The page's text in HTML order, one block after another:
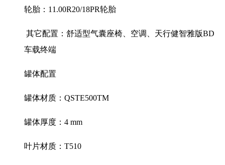
轮胎： 11.00R20/18PR轮胎
其它配置：舒适型气囊座椅、空调、天行健智雅版BD
车载终端
罐体配置
罐体材质： QSTE500TM
罐体厚度： 4 mm
叶片材质： T510